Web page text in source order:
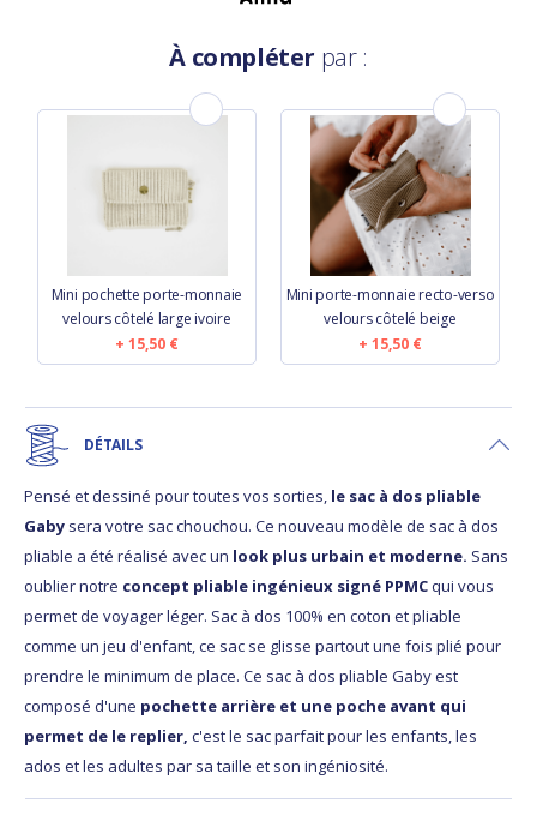
À compléter par :
Mini pochette porte-monnaie
velours côtelé large ivoire
15,50 €
Mini porte-monnaie recto-verso
velours côtelé beige
15,50 €
DÉTAILS
Pensé et dessiné pour toutes vos sorties, le sac à dos pliable
Gaby sera votre sac chouchou. Ce nouveau modèle de sac à dos
pliable a été réalisé avec un look plus urbain et moderne. Sans
oublier notre concept pliable ingénieux signé PPMCqui vous
permet de voyager léger. Sac à dos 100% en coton et pliable
comme un jeu d'enfant, ce sac se glisse partout une fois plié pour
prendre le minimum de place. Ce sac à dos pliable Gaby est
composé d'une pochette arrière et une poche avant qui
permet de le replier, c'est le sac parfait pour les enfants, les
ados et les adultes par sa taille et son ingéniosité.